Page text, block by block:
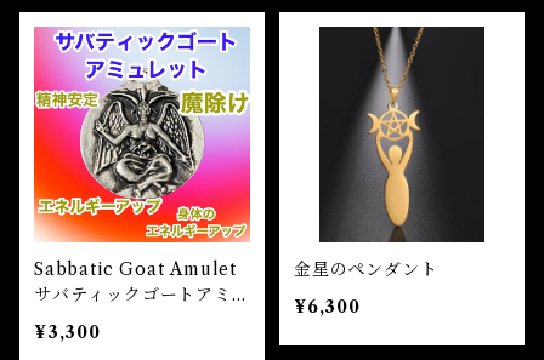
キーチェーン
金運 Money
恋愛 Love
干支風水置き物
子 Rat
牛 Ox
寅 Tiger
ブレスレット Bracelet
恋愛
仕事 Job
人間関係 Relationship
自己実現 Self-realization
裁判 Trial
人間関係 Relationships
自己実現 Self-Realization
仕事 Job
スピリチュアル Spiritual
人間関係 RelationShips
仕事
人間関係
恋愛 Love
護身
パウダー Magical Powder
仕事
恋愛 Love
金運 Money
人間関係 Relationships
バス＆フロアウォッシュ Bath&Floor Wash
護身 Self-Defence
恋愛 Love
金運 Money
バスハーブ Bath Herb
恋愛 love
白魔術キット
アミュレット Amulet
Sabbatic Goat Amulet
サバティックゴートアミュ
レット 白魔術アミュレッ
ト
¥3,300
金星のペンダント
¥6,300